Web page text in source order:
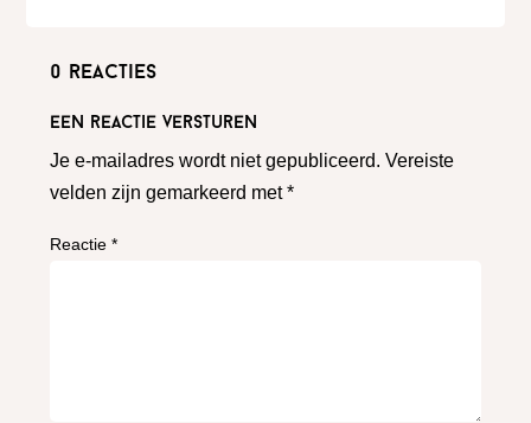
0 reacties
Een reactie versturen
Je e-mailadres wordt niet gepubliceerd. Vereiste
velden zijn gemarkeerd met*
Reactie*